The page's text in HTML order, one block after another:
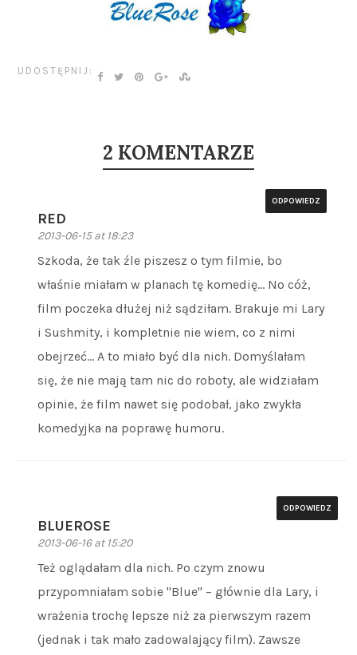
UDOSTĘPNIJ:
2 KOMENTARZE
RED
2013-06-15 at 18:23
ODPOWIEDZ
Szkoda, że tak źle piszesz o tym filmie, bo
właśnie miałam w planach tę komedię… No cóż,
film poczeka dłużej niż sądziłam. Brakuje mi Lary
i Sushmity, i kompletnie nie wiem, co z nimi
obejrzeć… A to miało być dla nich. Domyślałam
się, że nie mają tam nic do roboty, ale widziałam
opinie, że film nawet się podobał, jako zwykła
komedyjka na poprawę humoru.
BLUEROSE
2013-06-16 at 15:20
ODPOWIEDZ
Też oglądałam dla nich. Po czym znowu
przypomniałam sobie "Blue" – głównie dla Lary, i
wrażenia trochę lepsze niż za pierwszym razem
(jednak i tak mało zadowalający film). Zawsze